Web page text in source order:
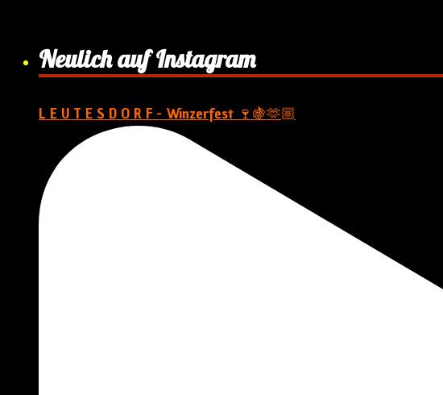
Neulich auf Instagram
L E U T E S D O R F - Winzerfest 🍷🍇🫶🏼